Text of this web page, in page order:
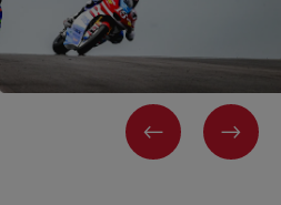
PAGE